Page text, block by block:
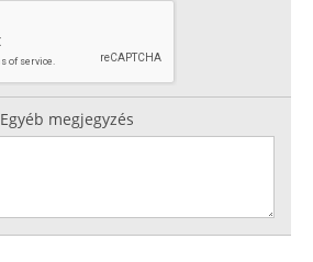
Egyéb megjegyzés